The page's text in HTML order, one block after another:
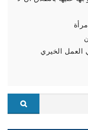
العمل الخيري